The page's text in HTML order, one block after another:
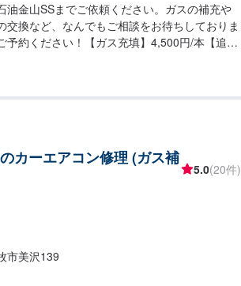
油金山SSまでご依頼ください。ガスの補充や
交換など、なんでもご相談をお待ちしておりま
予約ください！【ガス充填】4,500円/本【追
カーエアコン修理 (ガス補
5.0(20件)
市美沢139